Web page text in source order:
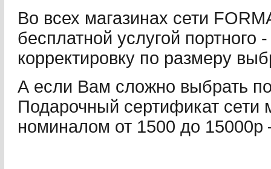
Во всех магазинах сети
бесплатной услугой портного
корректировку по размеру
А если Вам сложно выбрать
Подарочный сертификат сети
номиналом от 1500 до